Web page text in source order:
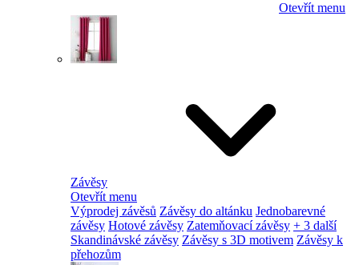
Otevřít menu
Závěsy
Otevřít menu
Výprodej závěsů Závěsy do altánku Jednobarevné
závěsy Hotové závěsy Zatemňovací závěsy + 3 další
Skandinávské závěsy Závěsy s 3D motivem Závěsy k
přehozům